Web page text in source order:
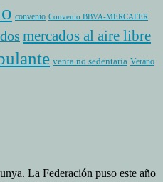
convenio Convenio BBVA-MERCAFER
mercados al aire libre
venta no sedentaria Verano
La Federación puso este año